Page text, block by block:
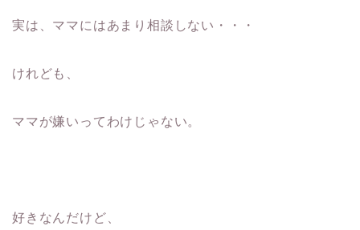
実は、ママにはあまり相談しない・・・
けれども、
ママが嫌いってわけじゃない。
好きなんだけど、